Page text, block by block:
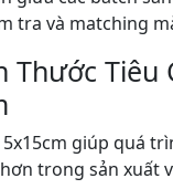
tra và matching
Thước Tiêu
giúp quá
trong sản xuất